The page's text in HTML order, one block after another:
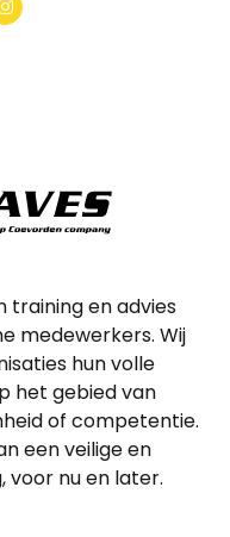
training en advies
medewerkers. Wij
hun volle
het gebied van
of competentie.
een veilige en
voor nu en later.